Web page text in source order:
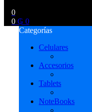
0
0 ₲ 0
Categorías
Celulares
Accesorios
Tablets
NoteBooks